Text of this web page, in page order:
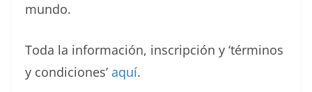
mundo.
Toda la información, inscripción y ‘términos
y condiciones’ aquí.